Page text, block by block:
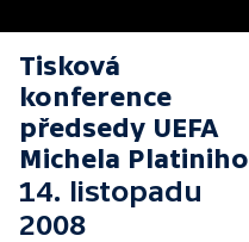
Tisková
konference
předsedy UEFA
Michela Platiniho
14. listopadu
2008